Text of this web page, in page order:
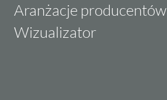
Aranżacje producentów
Wizualizator